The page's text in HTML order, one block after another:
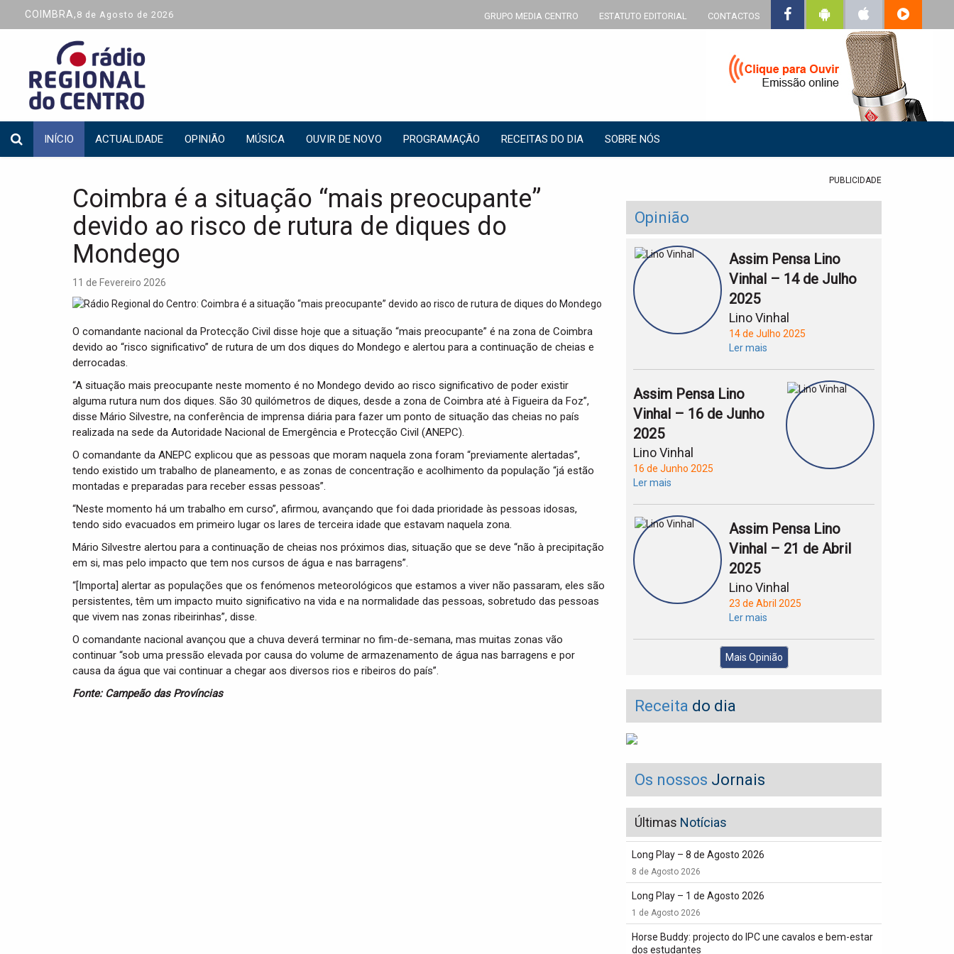
COIMBRA, 8 de Agosto de 2026 GRUPO MEDIA CENTRO ESTATUTO EDITORIAL CONTACTOS
INÍCIO ACTUALIDADE OPINIÃO MÚSICA OUVIR DE NOVO PROGRAMAÇÃO RECEITAS DO DIA SOBRE NÓS
Coimbra é a situação “mais preocupante”
devido ao risco de rutura de diques do
Mondego
11 de Fevereiro 2026
O comandante nacional da Protecção Civil disse hoje que a situação “mais preocupante” é na zona de Coimbra
devido ao “risco significativo” de rutura de um dos diques do Mondego e alertou para a continuação de cheias e
derrocadas.
“A situação mais preocupante neste momento é no Mondego devido ao risco significativo de poder existir
alguma rutura num dos diques. São 30 quilómetros de diques, desde a zona de Coimbra até à Figueira da Foz”,
disse Mário Silvestre, na conferência de imprensa diária para fazer um ponto de situação das cheias no país
realizada na sede da Autoridade Nacional de Emergência e Protecção Civil (ANEPC).
O comandante da ANEPC explicou que as pessoas que moram naquela zona foram “previamente alertadas”,
tendo existido um trabalho de planeamento, e as zonas de concentração e acolhimento da população “já estão
montadas e preparadas para receber essas pessoas”.
“Neste momento há um trabalho em curso”, afirmou, avançando que foi dada prioridade às pessoas idosas,
tendo sido evacuados em primeiro lugar os lares de terceira idade que estavam naquela zona.
Mário Silvestre alertou para a continuação de cheias nos próximos dias, situação que se deve “não à precipitação
em si, mas pelo impacto que tem nos cursos de água e nas barragens”.
“[Importa] alertar as populações que os fenómenos meteorológicos que estamos a viver não passaram, eles são
persistentes, têm um impacto muito significativo na vida e na normalidade das pessoas, sobretudo das pessoas
que vivem nas zonas ribeirinhas”, disse.
O comandante nacional avançou que a chuva deverá terminar no fim-de-semana, mas muitas zonas vão
continuar “sob uma pressão elevada por causa do volume de armazenamento de água nas barragens e por
causa da água que vai continuar a chegar aos diversos rios e ribeiros do país”.
Fonte: Campeão das Províncias
PUBLICIDADE
Opinião
Assim Pensa Lino
Vinhal – 14 de Julho
2025
Lino Vinhal
14 de Julho 2025
Ler mais
Assim Pensa Lino
Vinhal – 16 de Junho
2025
Lino Vinhal
16 de Junho 2025
Ler mais
Assim Pensa Lino
Vinhal – 21 de Abril
2025
Lino Vinhal
23 de Abril 2025
Ler mais
Mais Opinião
Receita do dia
Os nossos Jornais
Últimas Notícias
Long Play – 8 de Agosto 2026
8 de Agosto 2026
Long Play – 1 de Agosto 2026
1 de Agosto 2026
Horse Buddy: projecto do IPC une cavalos e bem-estar
dos estudantes